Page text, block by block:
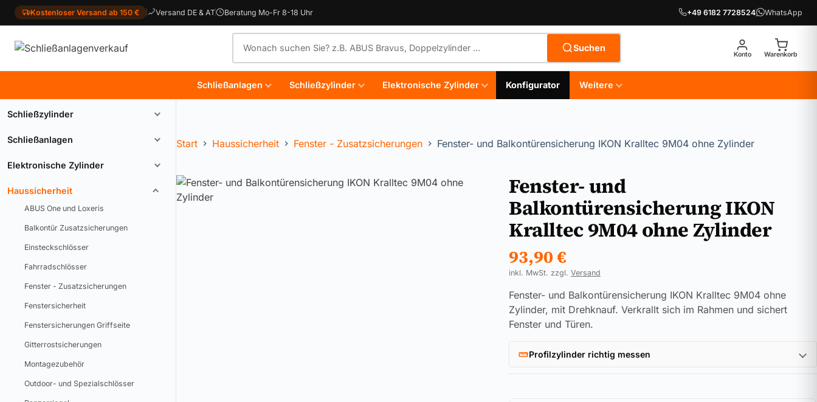
Kostenloser Versand ab 150 € Versand DE & AT Beratung Mo-Fr 8-18 Uhr +49 6182 7728524 WhatsApp
Suchen
Konto Warenkorb
Schließanlagen Schließzylinder Elektronische Zylinder Konfigurator Weitere
Schließzylinder
Schließanlagen
Elektronische Zylinder
Haussicherheit
ABUS One und Loxeris
Balkontür Zusatzsicherungen
Einsteckschlösser
Fahrradschlösser
Fenster - Zusatzsicherungen
Fenstersicherheit
Fenstersicherungen Griffseite
Gitterrostsicherungen
Montagezubehör
Outdoor- und Spezialschlösser
Start Haussicherheit Fenster - Zusatzsicherungen Fenster- und Balkontürensicherung IKON Kralltec 9M04 ohne Zylinder
Fenster- und
Balkontürensicherung IKON
Kralltec 9M04 ohne Zylinder
93,90€
inkl. MwSt. zzgl. Versand
Fenster- und Balkontürensicherung IKON Kralltec 9M04 ohne
Zylinder, mit Drehknauf. Verkrallt sich im Rahmen und sichert
Fenster und Türen.
Profilzylinder richtig messen